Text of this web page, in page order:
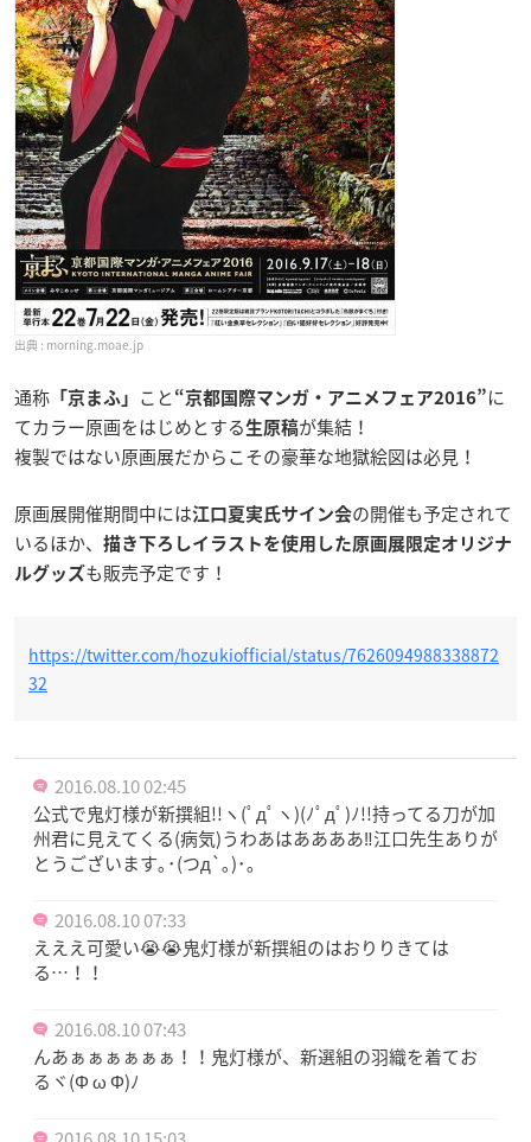
morning.moae.jp
通称 「京まふ」 こと “京都国際マンガ・アニメフェア2016” に
てカラー原画をはじめとする生原稿が集結！
複製ではない原画展だからこその豪華な地獄絵図は必見！
原画展開催期間中には江口夏実氏サイン会の開催も予定されて
いるほか、
描き下ろしイラストを使用した原画展限定オリジナ
ルグッズも販売予定です！
https://twitter.com/hozukiofficial/status/7626094988338872
32
2016.08.10 02:45
公式で鬼灯様が新撰組!!ヽ(ﾟдﾟヽ)(ﾉﾟдﾟ)ﾉ!!持ってる刀が加
州君に見えてくる(病気)うわあはああああ‼江口先生ありが
とうございます｡･(つд`｡)･｡
2016.08.10 07:33
えええ可愛い😭😭鬼灯様が新撰組のはおりりきては
る…！！
2016.08.10 07:43
んあぁぁぁぁぁぁ！！鬼灯様が、新選組の羽織を着てお
るヾ(Φ ω Φ)ﾉ